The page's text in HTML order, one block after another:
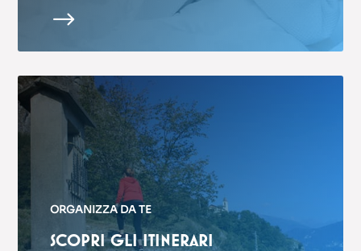
$
ORGANIZZA DA TE
SCOPRI GLI ITINERARI